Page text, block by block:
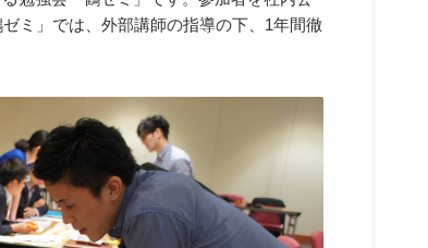
ミ」では、外部講師の指導の下、1年間徹